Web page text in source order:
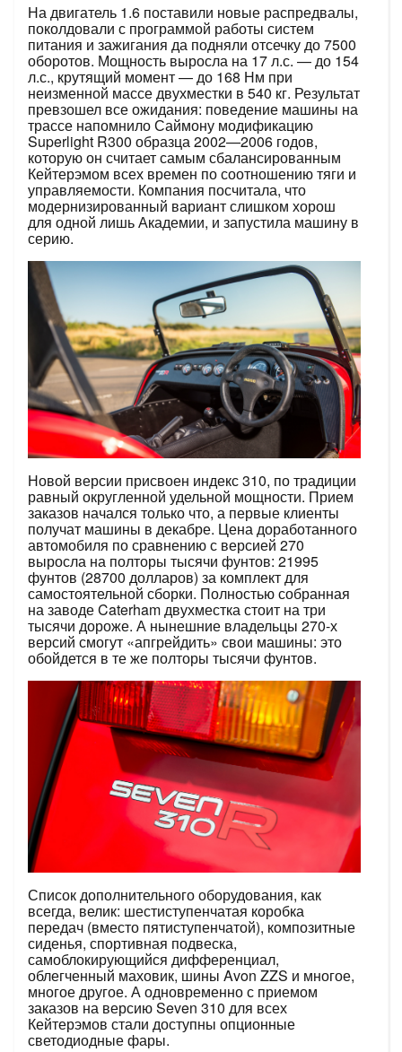
На двигатель 1.6 поставили новые распредвалы,
поколдовали с программой работы систем
питания и зажигания да подняли отсечку до 7500
оборотов. Мощность выросла на 17 л.с. — до 154
л.с., крутящий момент — до 168 Нм при
неизменной массе двухместки в 540 кг. Результат
превзошел все ожидания: поведение машины на
трассе напомнило Саймону модификацию
Superlight R300 образца 2002—2006 годов,
которую он считает самым сбалансированным
Кейтерэмом всех времен по соотношению тяги и
управляемости. Компания посчитала, что
модернизированный вариант слишком хорош
для одной лишь Академии, и запустила машину в
серию.
Новой версии присвоен индекс 310, по традиции
равный округленной удельной мощности. Прием
заказов начался только что, а первые клиенты
получат машины в декабре. Цена доработанного
автомобиля по сравнению с версией 270
выросла на полторы тысячи фунтов: 21995
фунтов (28700 долларов) за комплект для
самостоятельной сборки. Полностью собранная
на заводе Caterham двухместка стоит на три
тысячи дороже. А нынешние владельцы 270-х
версий смогут «апгрейдить» свои машины: это
обойдется в те же полторы тысячи фунтов.
Список дополнительного оборудования, как
всегда, велик: шестиступенчатая коробка
передач (вместо пятиступенчатой), композитные
сиденья, спортивная подвеска,
самоблокирующийся дифференциал,
облегченный маховик, шины Avon ZZS и многое,
многое другое. А одновременно с приемом
заказов на версию Seven 310 для всех
Кейтерэмов стали доступны опционные
светодиодные фары.